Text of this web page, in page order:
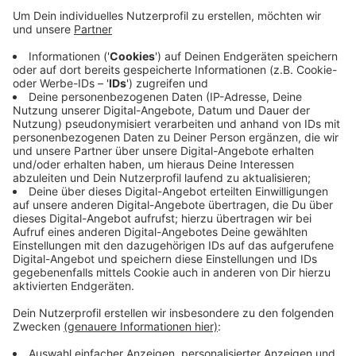
sei, dass die Kastrationspflicht für Katzen, die
draußen unterwegs sind, nicht konsequent
umgesetzt wird. Stein appelliert an alle
Besitzerinnen und -besitzer, ihre Tiere kastrieren
zu lassen. Und auch wer wilde Katzen füttert,
sollte die einmal zum Tierarzt bringen und
kastrieren lassen. Der Katzenschutzbund verleiht
Fangboxen und übernimmt die Kosten für die
Kastration.Mehr dazu
Veröffentlicht:Dienstag, 01.08.2023 06:35
Anzeige